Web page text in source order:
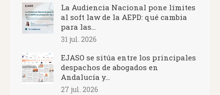
La Audiencia Nacional pone límites
al soft law de la AEPD: qué cambia
para las...
31 jul. 2026
EJASO se sitúa entre los principales
despachos de abogados en
Andalucía y...
27 jul. 2026